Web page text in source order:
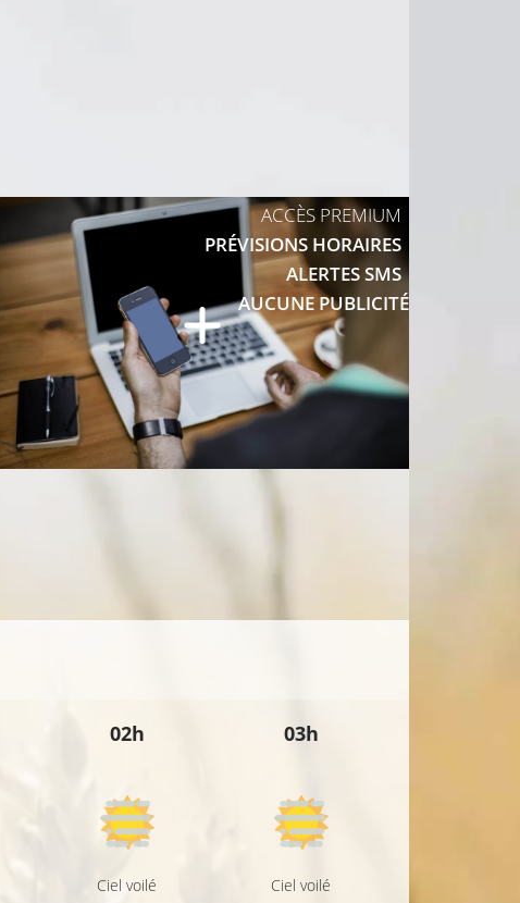
14°C
10°C
15°C
ACCÈS PREMIUM
PRÉVISIONS HORAIRES
ALERTES SMS
AUCUNE PUBLICITÉ
02h
Ciel voilé
03h
Ciel voilé